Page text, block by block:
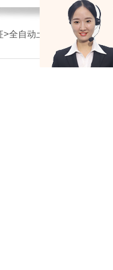
>全自动土水特征曲线仪